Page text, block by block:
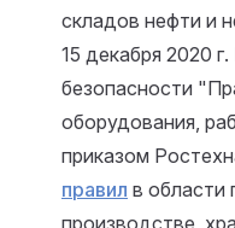
складов нефти и
15 декабря 2020
безопасности
оборудования,
приказом
правил в области
производстве,